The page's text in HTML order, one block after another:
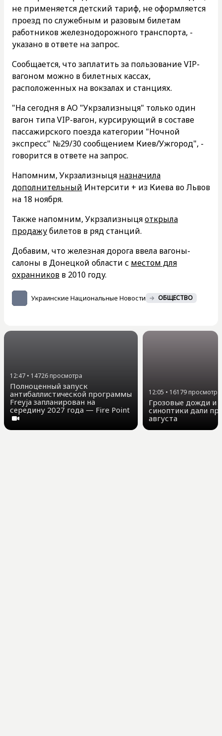
не применяется детский тариф, не оформляется
проезд по служебным и разовым билетам
работников железнодорожного транспорта, -
указано в ответе на запрос.
Сообщается, что заплатить за пользование VIP-
вагоном можно в билетных кассах,
расположенных на вокзалах и станциях.
"На сегодня в АО "Укрзализныця" только один
вагон типа VIP-вагон, курсирующий в составе
пассажирского поезда категории "Ночной
экспресс" №29/30 сообщением Киев/Ужгород", -
говорится в ответе на запрос.
Напомним, Укрзализныця назначила
дополнительный Интерсити + из Киева во Львов
на 18 ноября.
Также напомним, Укрзализныцяоткрыла
продажубилетов в ряд станций.
Добавим, что железная дорога ввела вагоны-
салоны в Донецкой области с местом для
охранников в 2010 году.
Украинские Национальные Новости ОБЩЕСТВО
12:47 • 14726 просмотра
Полноценный запуск
антибаллистической программы
Freyja запланирован на
середину 2027 года — Fire Point
12:05 • 16179просмотра
Грозовые дожди и
синоптики дали
августа